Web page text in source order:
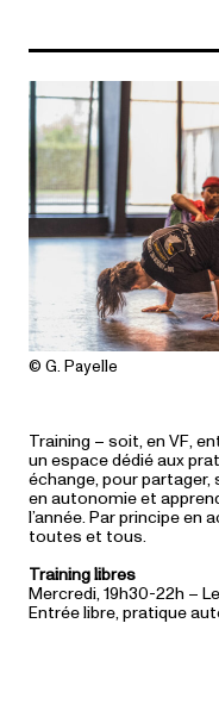
© G. Payelle
Training – soit, en VF,
un espace dédié aux
échange, pour partager,
en autonomie et
l’année. Par principe en
toutes et tous.
Training libres
Mercredi, 19h30-22h –
Entrée libre, pratique